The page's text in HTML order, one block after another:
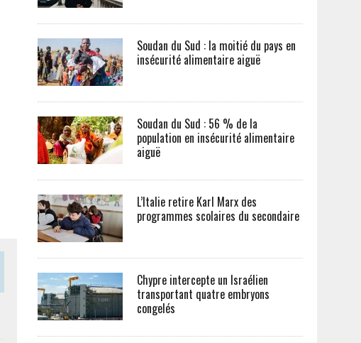
Soudan du Sud : la moitié du pays en
insécurité alimentaire aiguë
Soudan du Sud : 56 % de la
population en insécurité alimentaire
aiguë
L’Italie retire Karl Marx des
programmes scolaires du secondaire
Chypre intercepte un Israélien
transportant quatre embryons
congelés